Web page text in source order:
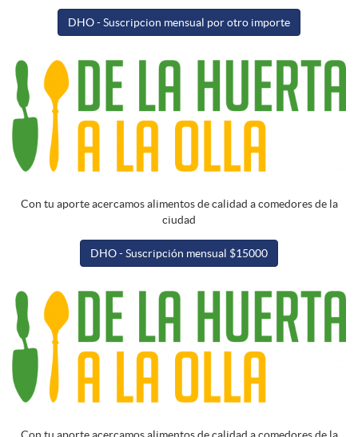
DHO - Suscripcion mensual por otro importe
Con tu aporte acercamos alimentos de calidad a comedores de la
ciudad
DHO - Suscripción mensual $15000